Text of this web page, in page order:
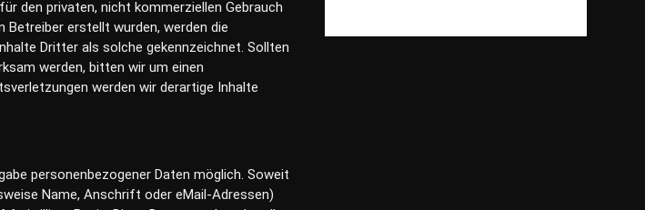
den privaten, nicht kommerziellen Gebrauch
erstellt wurden, werden die
Dritter als solche gekennzeichnet. Sollten
werden, bitten wir um einen
werden wir derartige Inhalte
personenbezogener Daten möglich. Soweit
Name, Anschrift oder eMail-Adressen)